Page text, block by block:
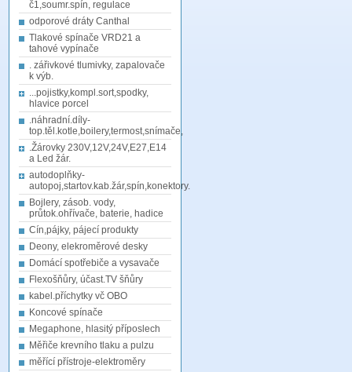
č1,soumr.spín, regulace
odporové dráty Canthal
Tlakové spínače VRD21 a
tahové vypínače
. zářivkové tlumivky, zapalovače
k výb.
...pojistky,kompl.sort,spodky,
hlavice porcel
.náhradní.díly-
top.těl.kotle,boilery,termost,snímače,
.Žárovky 230V,12V,24V,E27,E14
a Led žár.
autodoplňky-
autopoj,startov.kab.žár,spín,konektory.
Bojlery, zásob. vody,
průtok.ohřívače, baterie, hadice
Cín,pájky, pájecí produkty
Deony, elekroměrové desky
Domácí spotřebiče a vysavače
Flexošňůry, účast.TV šňůry
kabel.příchytky vč OBO
Koncové spínače
Megaphone, hlasitý příposlech
Měřiče krevního tlaku a pulzu
měřící přístroje-elektroměry